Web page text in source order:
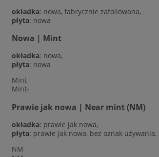
okładka: nowa, fabrycznie zafoliowana,
płyta: nowa
Nowa | Mint
okładka: nowa,
płyta: nowa
Mint
Mint-
Prawie jak nowa | Near mint (NM)
okładka: prawie jak nowa,
płyta: prawie jak nowa, bez oznak
NM